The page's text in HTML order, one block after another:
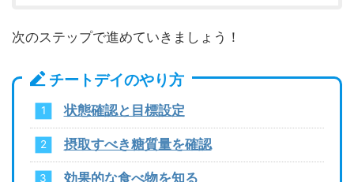
次のステップで進めていきましょう！
チートデイのやり方
状態確認と目標設定
摂取すべき糖質量を確認
効果的な食べ物を知る